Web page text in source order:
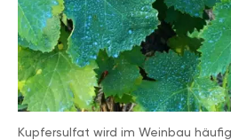
Kupfersulfat wird im Weinbau